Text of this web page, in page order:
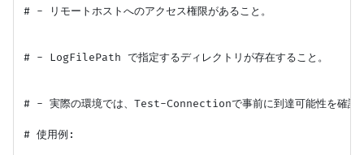
# - リモートホストへのアクセス権限があること。
# - LogFilePath で指定するディレクトリが存在すること。
# - 実際の環境では、Test-Connectionで事前に到達可能性を確認し
# 使用例: